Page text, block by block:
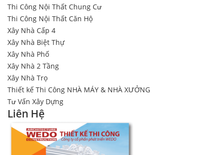
Thi Công Nội Thất Chung Cư
Thi Công Nội Thất Căn Hộ
Xây Nhà Cấp 4
Xây Nhà Biệt Thự
Xây Nhà Phố
Xây Nhà 2 Tầng
Xây Nhà Trọ
Thiết kế Thi Công NHÀ MÁY & NHÀ XƯỞNG
Tư Vấn Xây Dựng
Liên Hệ